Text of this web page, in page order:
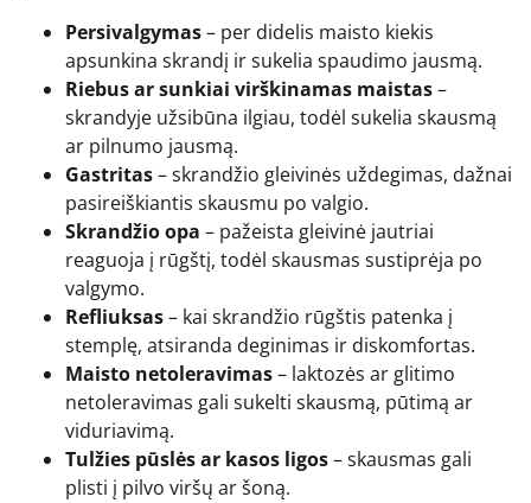
Persivalgymas– per didelis maisto kiekis
apsunkina skrandį ir sukelia spaudimo jausmą.
Riebus ar sunkiai virškinamas maistas–
skrandyje užsibūna ilgiau, todėl sukelia skausmą
ar pilnumo jausmą.
Gastritas– skrandžio gleivinės uždegimas, dažnai
pasireiškiantis skausmu po valgio.
Skrandžio opa – pažeista gleivinė jautriai
reaguoja į rūgštį, todėl skausmas sustiprėja po
valgymo.
Refliuksas– kai skrandžio rūgštis patenka į
stemplę, atsiranda deginimas ir diskomfortas.
Maisto netoleravimas– laktozės ar glitimo
netoleravimas gali sukelti skausmą, pūtimą ar
viduriavimą.
Tulžies pūslės ar kasos ligos– skausmas gali
plisti į pilvo viršų ar šoną.